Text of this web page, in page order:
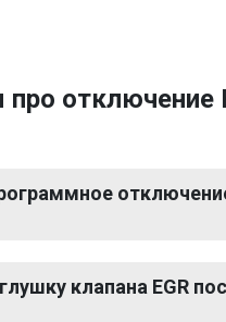
отключение
клапана EGR